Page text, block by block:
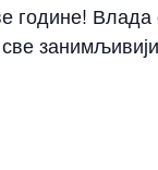
године!